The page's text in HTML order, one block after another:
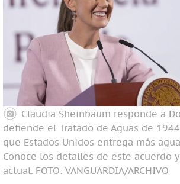
Claudia Sheinbaum responde a
defiende el Tratado de Aguas de
que Estados Unidos entrega más
Conoce los detalles de este acuerdo
actual. FOTO: VANGUARDIA/ARCHIVO